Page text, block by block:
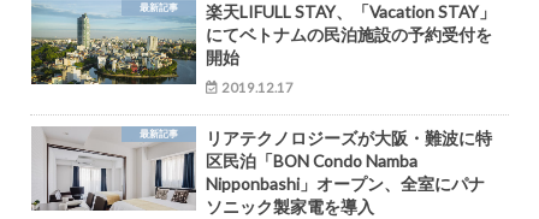
最新記事
楽天LIFULL STAY、「Vacation STAY」
にてベトナムの民泊施設の予約受付を
開始
2019.12.17
最新記事
リアテクノロジーズが大阪・難波に特
区民泊「BON Condo Namba
Nipponbashi」オープン、全室にパナ
ソニック製家電を導入